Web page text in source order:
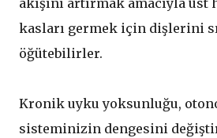
akışını artırmak amacıyla
kasları germek için dişlerini
öğütebilirler.
Kronik uyku yoksunluğu,
sisteminizin dengesini